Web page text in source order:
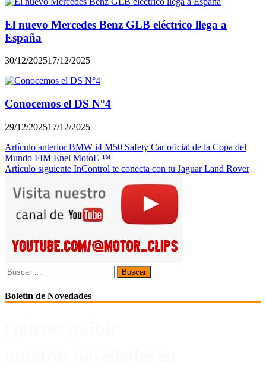
El nuevo Mercedes Benz GLB eléctrico llega a
España
30/12/202517/12/2025
Conocemos el DS N°4
29/12/202517/12/2025
Navegación
de
Artículo anterior BMW i4 M50 Safety Car oficial de la Copa del
Mundo FIM Enel MotoE ™
Artículo siguiente InControl te conecta con tu Jaguar Land Rover
Buscar:
Boletín de Novedades